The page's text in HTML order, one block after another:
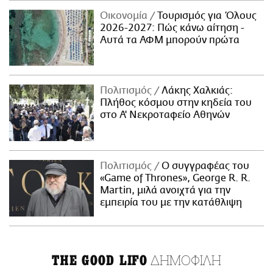
Οικονομία
Τουρισμός για Όλους
2026-2027: Πώς κάνω αίτηση -
Αυτά τα ΑΦΜ μπορούν πρώτα
Πολιτισμός
Λάκης Χαλκιάς:
Πλήθος κόσμου στην κηδεία του
στο Α' Νεκροταφείο Αθηνών
Πολιτισμός
Ο συγγραφέας του
«Game of Thrones», George R. R.
Martin, μιλά ανοιχτά για την
εμπειρία του με την κατάθλιψη
THE GOOD LIFO ΔΗΜΟΦΙΛΗ